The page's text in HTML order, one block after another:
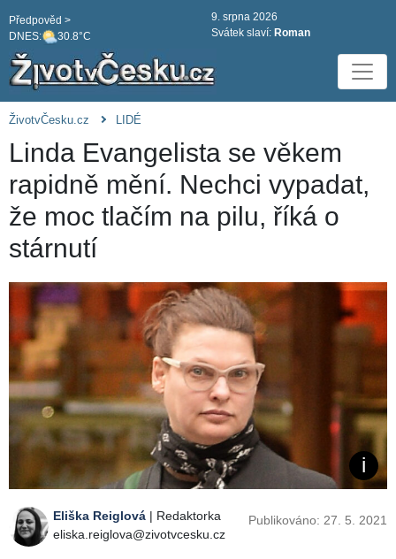
DNES: 30.8°C
Předpověd >
9. srpna 2026
Svátek slaví: Roman
ŽivotvČesku.cz LIDÉ
Linda Evangelista se věkem
rapidně mění. Nechci vypadat,
že moc tlačím na pilu, říká o
stárnutí
Eliška Reiglová | Redaktorka
eliska.reiglova@zivotvcesku.cz
Publikováno: 27. 5. 2021